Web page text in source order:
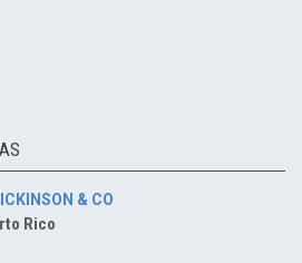
& CO
Rico